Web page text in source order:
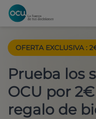
OFERTA EXCLUSIVA :
Prueba los
OCU por
regalo de